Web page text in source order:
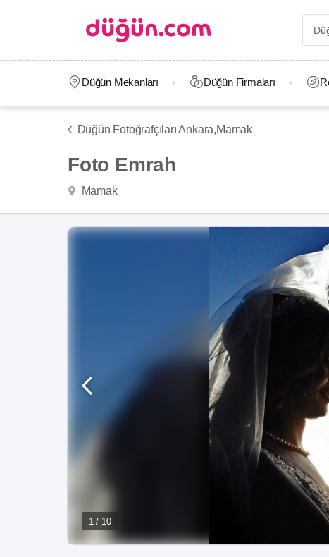
Düğün Mekanları Düğün Firmaları
Düğün Fotoğrafçıları Ankara,Mamak
Foto Emrah
Mamak
1 / 10